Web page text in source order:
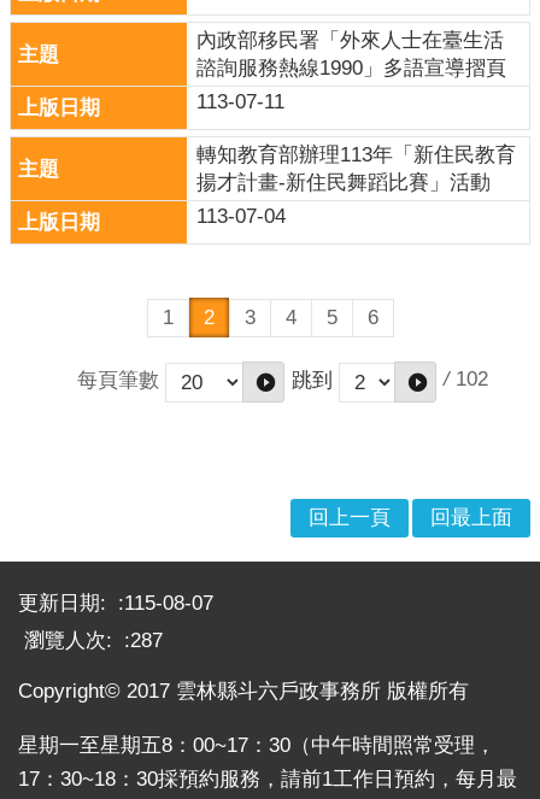
內政部移民署「外來人士在臺生活
諮詢服務熱線1990」多語宣導摺頁
113-07-11
轉知教育部辦理113年「新住民教育
揚才計畫-新住民舞蹈比賽」活動
113-07-04
1 2 3 4 5 6
每頁筆數 跳到 / 102
回上一頁 回最上面
更新日期:
115-08-07
瀏覽人次:
287
Copyright© 2017 雲林縣斗六戶政事務所 版權所有
星期一至星期五8：00~17：30（中午時間照常受理，
17：30~18：30採預約服務，請前1工作日預約，每月最